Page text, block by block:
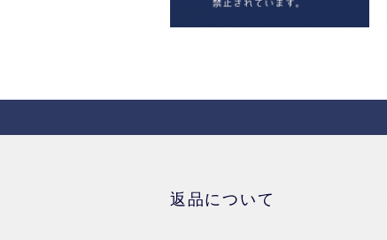
返品について